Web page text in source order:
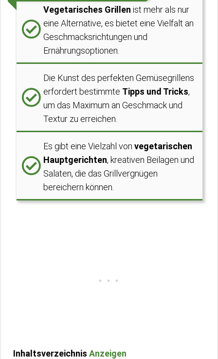
Vegetarisches Grillen ist mehr als nur
eine Alternative, es bietet eine Vielfalt an
Geschmacksrichtungen und
Ernährungsoptionen.
Die Kunst des perfekten Gemüsegrillens
erfordert bestimmte Tipps und Tricks,
um das Maximum an Geschmack und
Textur zu erreichen.
Es gibt eine Vielzahl von vegetarischen
Hauptgerichten, kreativen Beilagen und
Salaten, die das Grillvergnügen
bereichern können.
Inhaltsverzeichnis Anzeigen